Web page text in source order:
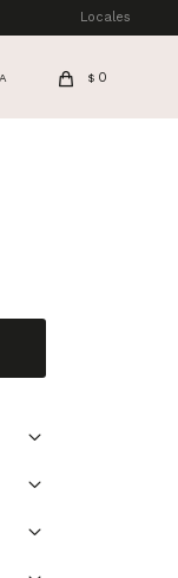
$ 0
Locales